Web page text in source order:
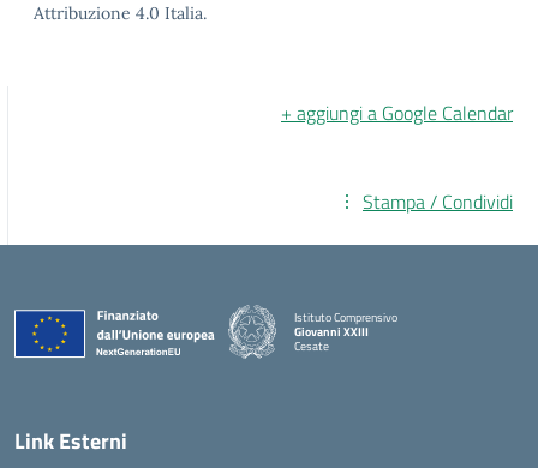
Attribuzione 4.0 Italia.
+ aggiungi a Google Calendar
Stampa / Condividi
Istituto Comprensivo
Giovanni XXIII
Cesate
Link Esterni